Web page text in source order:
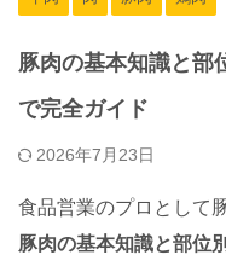
豚肉の基本知識と部
で完全ガイド
2026年7月23日
食品営業のプロとして
豚肉の基本知識と部位